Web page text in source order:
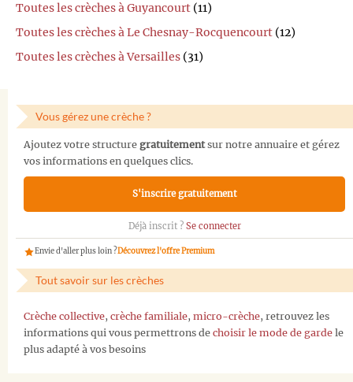
Toutes les crèches à Guyancourt (11)
Toutes les crèches à Le Chesnay-Rocquencourt (12)
Toutes les crèches à Versailles (31)
Vous gérez une crèche ?
Ajoutez votre structure gratuitementsur notre annuaire et gérez
vos informations en quelques clics.
S'inscrire gratuitement
Déjà inscrit ? Se connecter
Envie d'aller plus loin ?Découvrez l'offre Premium
Tout savoir sur les crèches
Crèche collective, crèche familiale, micro-crèche, retrouvez les
informations qui vous permettrons de choisir le mode de garde le
plus adapté à vos besoins